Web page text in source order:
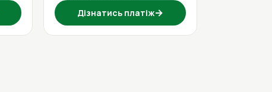
Дізнатись платіж→